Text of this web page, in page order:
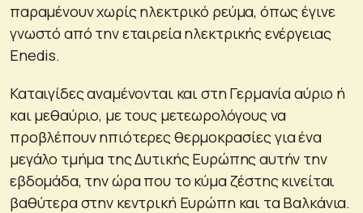
παραμένουν χωρίς ηλεκτρικό ρεύμα, όπως έγινε
γνωστό από την εταιρεία ηλεκτρικής ενέργειας
Enedis.
Καταιγίδες αναμένονται και στη Γερμανία αύριο ή
και μεθαύριο, με τους μετεωρολόγους να
προβλέπουν ηπιότερες θερμοκρασίες για ένα
μεγάλο τμήμα της Δυτικής Ευρώπης αυτήν την
εβδομάδα, την ώρα που το κύμα ζέστης κινείται
βαθύτερα στην κεντρική Ευρώπη και τα Βαλκάνια.